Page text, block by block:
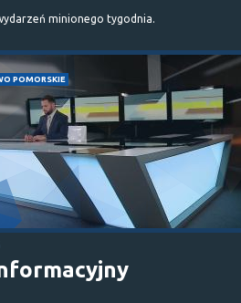
minionego tygodnia.
POMORSKIE